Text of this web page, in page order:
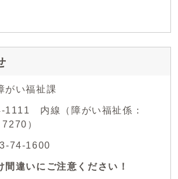
がい福祉課
1111 内線（障がい福祉係：
）
74-1600
間違いにご注意ください！